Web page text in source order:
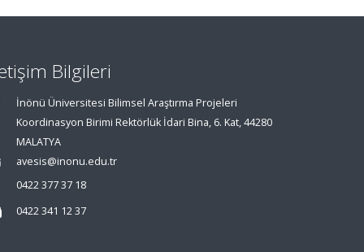
Bilgileri
İnönü Üniversitesi Bilimsel Araştırma Projeleri
Koordinasyon Birimi Rektörlük İdari Bina, 6. Kat, 44280
MALATYA
avesis@inonu.edu.tr
0422 377 37 18
0422 341 12 37